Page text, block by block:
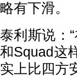
略有下滑。
泰利斯说：
和Squad这
实上比四方